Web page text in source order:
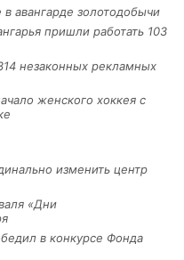
авангарде золотодобычи
пришли работать 103
незаконных рекламных
женского хоккея с
изменить центр
«Дни
в конкурсе Фонда